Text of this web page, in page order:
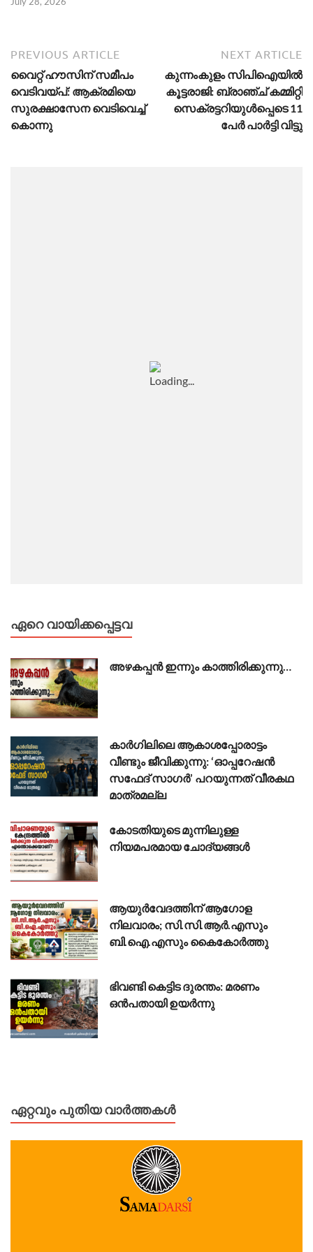
PREVIOUS ARTICLE
വൈറ്റ് ഹൗസിന് സമീപം
വെടിവയ്പ്: ആക്രമിയെ
സുരക്ഷാസേന വെടിവെച്ച്
കൊന്നു
NEXT ARTICLE
കുന്നംകുളം സിപിഐയിൽ
കൂട്ടരാജി: ബ്രാഞ്ച് കമ്മിറ്റി
സെക്രട്ടറിയുൾപ്പെടെ 11
പേർ പാർട്ടി വിട്ടു
ഏറെ വായിക്കപ്പെട്ടവ
അഴകപ്പൻ ഇന്നും കാത്തിരിക്കുന്നു…
കാർഗിലിലെ ആകാശപ്പോരാട്ടം
വീണ്ടും ജീവിക്കുന്നു: ‘ഓപ്പറേഷൻ
സഫേദ് സാഗർ’ പറയുന്നത് വീരകഥ
മാത്രമല്ല
കോടതിയുടെ മുന്നിലുള്ള
നിയമപരമായ ചോദ്യങ്ങൾ
ആയുർവേദത്തിന് ആഗോള
നിലവാരം; സി.സി.ആർ.എസും
ബി.ഐ.എസും കൈകോർത്തു
ഭിവണ്ടി കെട്ടിട ദുരന്തം: മരണം
ഒൻപതായി ഉയർന്നു
ഏറ്റവും പുതിയ വാർത്തകൾ